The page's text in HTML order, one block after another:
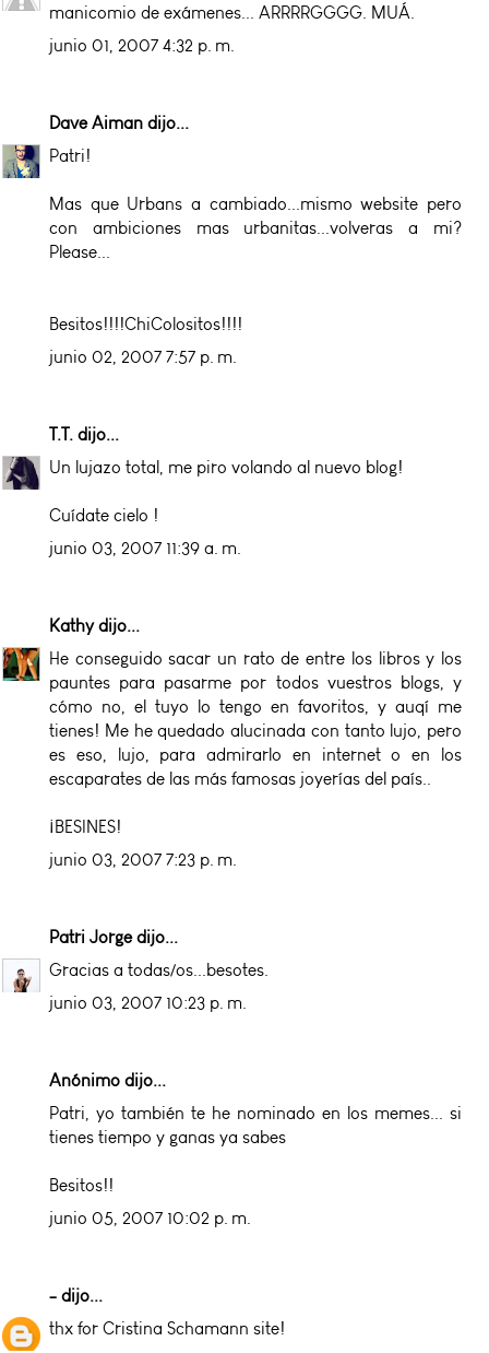
manicomio de exámenes... ARRRRGGGG. MUÁ.
junio 01, 2007 4:32 p. m.
Dave Aiman dijo...
Patri!
Mas que Urbans a cambiado...mismo website pero
con ambiciones mas urbanitas...volveras a mi?
Please...
Besitos!!!!ChiColositos!!!!
junio 02, 2007 7:57 p. m.
T.T. dijo...
Un lujazo total, me piro volando al nuevo blog!
Cuídate cielo !
junio 03, 2007 11:39 a. m.
Kathydijo...
He conseguido sacar un rato de entre los libros y los
pauntes para pasarme por todos vuestros blogs, y
cómo no, el tuyo lo tengo en favoritos, y auqí me
tienes! Me he quedado alucinada con tanto lujo, pero
es eso, lujo, para admirarlo en internet o en los
escaparates de las más famosas joyerías del país..
¡BESINES!
junio 03, 2007 7:23 p. m.
Patri Jorgedijo...
Gracias a todas/os...besotes.
junio 03, 2007 10:23 p. m.
Anónimo dijo...
Patri, yo también te he nominado en los memes... si
tienes tiempo y ganas ya sabes
Besitos!!
junio 05, 2007 10:02 p. m.
- dijo...
thx for Cristina Schamann site!